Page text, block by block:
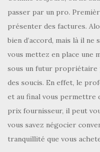
passer par un pro.
présenter des factures.
bien d’accord, mais là il ne
vous mettez en place une
sous un futur propriétaire
des soucis. En effet, le
et au final vous permettre
prix fournisseur, il peut
vous savez négocier
tranquillité que vous